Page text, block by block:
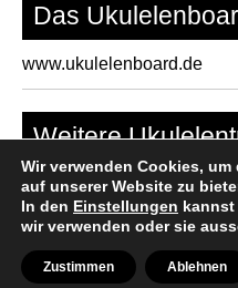
Das
www.ukulelenboard.de
Weitere
www.ukulelentreff.de
Copyright 2026
Wir verwenden Cookies,
auf unserer Website zu
In den Einstellungen kannst
wir verwenden oder sie
Zustimmen Ablehnen